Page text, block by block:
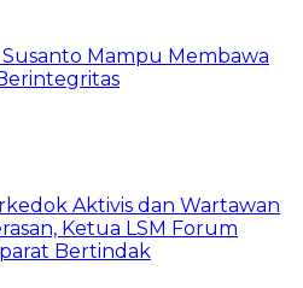
Mampu Membawa
Aktivis dan Wartawan
Ketua LSM Forum
Bertindak